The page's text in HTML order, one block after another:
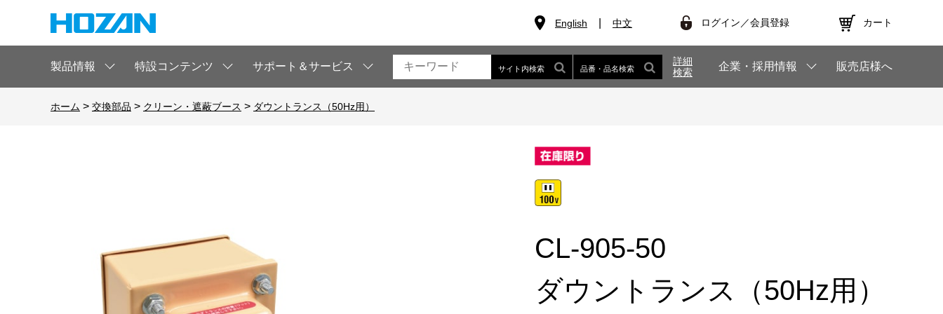
English 中文 ログイン／会員登録 カート
製品情報 特設コンテンツ サポート＆サービス サイト内検索 品番・品名検索
詳細
検索
企業・採用情報 販売店様へ
ホーム > 交換部品 > クリーン・遮蔽ブース > ダウントランス（50Hz用）
CL-905-50
ダウントランス（50Hz用）